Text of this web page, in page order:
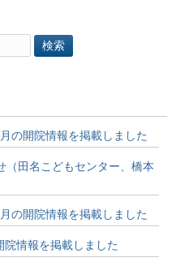
の開院情報を掲載しました
（田名こどもセンター、橋本
の開院情報を掲載しました
情報を掲載しました